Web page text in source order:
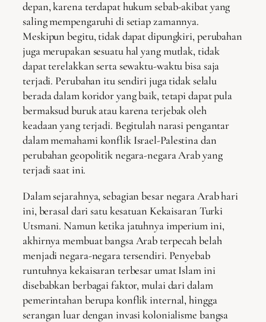
depan, karena terdapat hukum sebab-akibat yang
saling mempengaruhi di setiap zamannya.
Meskipun begitu, tidak dapat dipungkiri, perubahan
juga merupakan sesuatu hal yang mutlak, tidak
dapat terelakkan serta sewaktu-waktu bisa saja
terjadi. Perubahan itu sendiri juga tidak selalu
berada dalam koridor yang baik, tetapi dapat pula
bermaksud buruk atau karena terjebak oleh
keadaan yang terjadi. Begitulah narasi pengantar
dalam memahami konflik Israel-Palestina dan
perubahan geopolitik negara-negara Arab yang
terjadi saat ini.
Dalam sejarahnya, sebagian besar negara Arab hari
ini, berasal dari satu kesatuan Kekaisaran Turki
Utsmani. Namun ketika jatuhnya imperium ini,
akhirnya membuat bangsa Arab terpecah belah
menjadi negara-negara tersendiri. Penyebab
runtuhnya kekaisaran terbesar umat Islam ini
disebabkan berbagai faktor, mulai dari dalam
pemerintahan berupa konflik internal, hingga
serangan luar dengan invasi kolonialisme bangsa